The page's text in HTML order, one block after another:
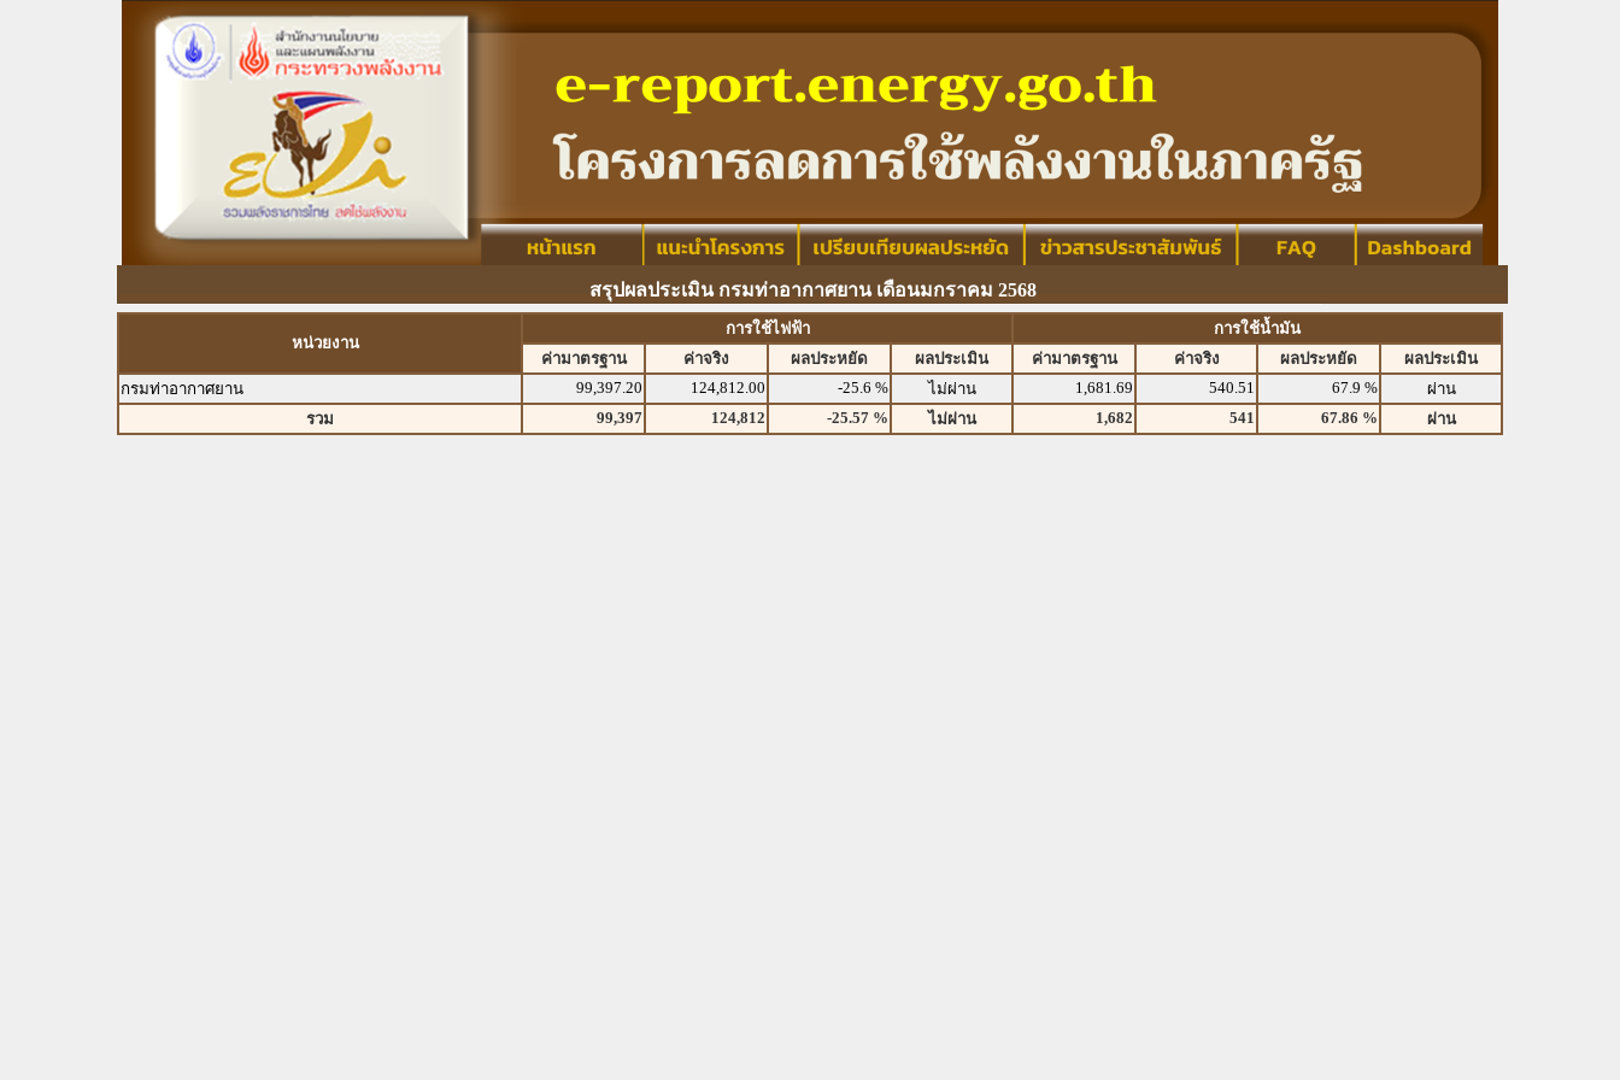
สรุปผลประเมิน กรมท่าอากาศยาน เดือนมกราคม 2568
หน่วยงาน
การใช้ไฟฟ้า
การใช้น้ำมัน
ค่ามาตรฐาน
ค่าจริง ผลประหยัด ผลประเมิน ค่ามาตรฐาน ค่าจริง ผลประหยัด
ผลประเมิน
กรมท่าอากาศยาน
99,397.20 124,812.00 -25.6 % ไม่ผ่าน 1,681.69 540.51 67.9 %
ผ่าน
รวม
99,397 124,812 -25.57 % ไม่ผ่าน 1,682 541 67.86 % ผ่าน